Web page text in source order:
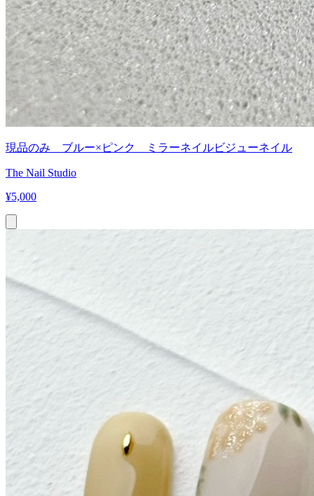
現品のみ ブルー×ピンク ミラーネイルビジューネイル
The Nail Studio
¥5,000